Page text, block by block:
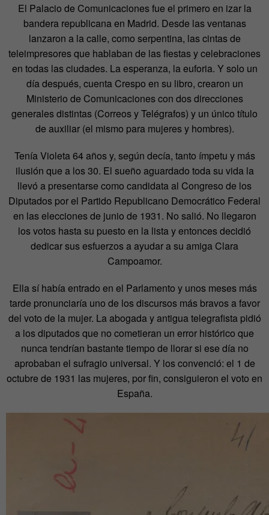
El Palacio de Comunicaciones fue el primero en izar la
bandera republicana en Madrid. Desde las ventanas
lanzaron a la calle, como serpentina, las cintas de
teleimpresores que hablaban de las fiestas y celebraciones
en todas las ciudades. La esperanza, la euforia. Y solo un
día después, cuenta Crespo en su libro, crearon un
Ministerio de Comunicaciones con dos direcciones
generales distintas (Correos y Telégrafos) y un único título
de auxiliar (el mismo para mujeres y hombres).
Tenía Violeta 64 años y, según decía, tanto ímpetu y más
ilusión que a los 30. El sueño aguardado toda su vida la
llevó a presentarse como candidata al Congreso de los
Diputados por el Partido Republicano Democrático Federal
en las elecciones de junio de 1931. No salió. No llegaron
los votos hasta su puesto en la lista y entonces decidió
dedicar sus esfuerzos a ayudar a su amiga Clara
Campoamor.
Ella sí había entrado en el Parlamento y unos meses más
tarde pronunciaría uno de los discursos más bravos a favor
del voto de la mujer. La abogada y antigua telegrafista pidió
a los diputados que no cometieran un error histórico que
nunca tendrían bastante tiempo de llorar si ese día no
aprobaban el sufragio universal. Y los convenció: el 1 de
octubre de 1931 las mujeres, por fin, consiguieron el voto en
España.